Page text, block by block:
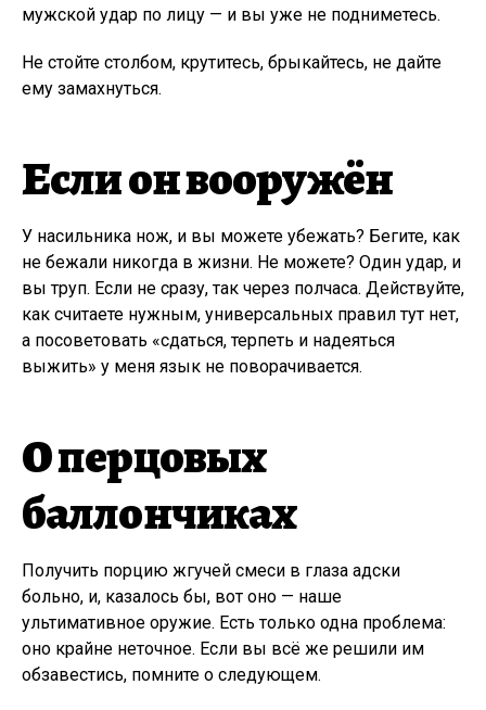
мужской удар по лицу — и вы уже не подниметесь.
Не стойте столбом, крутитесь, брыкайтесь, не дайте
ему замахнуться.
Если он вооружён
У насильника нож, и вы можете убежать? Бегите, как
не бежали никогда в жизни. Не можете? Один удар, и
вы труп. Если не сразу, так через полчаса. Действуйте,
как считаете нужным, универсальных правил тут нет,
а посоветовать «сдаться, терпеть и надеяться
выжить» у меня язык не поворачивается.
О перцовых
баллончиках
Получить порцию жгучей смеси в глаза адски
больно, и, казалось бы, вот оно — наше
ультимативное оружие. Есть только одна проблема:
оно крайне неточное. Если вы всё же решили им
обзавестись, помните о следующем.